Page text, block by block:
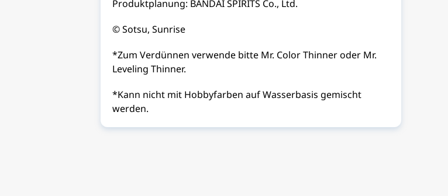
Produktplanung: BANDAI SPIRITS Co., Ltd.
© Sotsu, Sunrise
*Zum Verdünnen verwende bitte Mr. Color Thinner oder Mr.
Leveling Thinner.
*Kann nicht mit Hobbyfarben auf Wasserbasis gemischt
werden.